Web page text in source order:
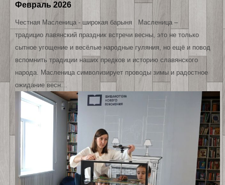
Февраль 2026
Честная Масленица - широкая барыня Масленица –
традицио лавянский праздник встречи весны, это не только
сытное угощение и весёлые народные гуляния, но ещё и повод
вспомнить традиции наших предков и историю славянского
народа. Масленица символизирует проводы зимы и радостное
ожидание весн…